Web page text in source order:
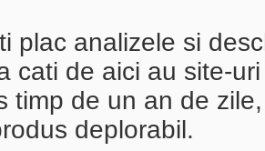
plac analizele si
cati de aici au site-
timp de un an de
deplorabil.